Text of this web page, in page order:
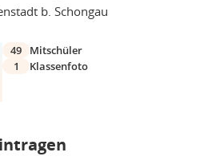
b. Schongau
49
Mitschüler
1
Klassenfoto